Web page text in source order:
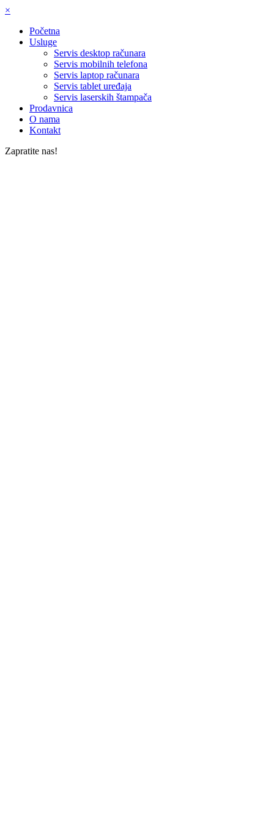
×
Početna
Usluge
Servis desktop računara
Servis mobilnih telefona
Servis laptop računara
Servis tablet uređaja
Servis laserskih štampača
Prodavnica
O nama
Kontakt
Zapratite nas!